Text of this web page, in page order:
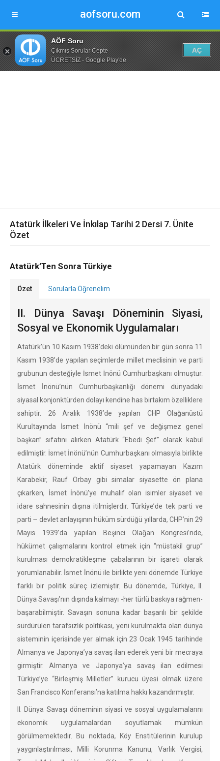
aofsoru.com
AÖF Soru
Çıkmış Sorular Cepte
ÜCRETSİZ - Google Play'de
AÇ
Atatürk İlkeleri Ve İnkılap Tarihi 2 Dersi 7. Ünite
Özet
Atatürk’Ten Sonra Türkiye
Özet Sorularla Öğrenelim
II. Dünya Savaşı Döneminin Siyasi,
Sosyal ve Ekonomik Uygulamaları
Atatürk’ün 10 Kasım 1938’deki ölümünden bir gün sonra 11
Kasım 1938’de yapılan seçimlerde millet meclisinin ve parti
grubunun desteğiyle İsmet İnönü Cumhurbaşkanı olmuştur.
İsmet İnönü’nün Cumhurbaşkanlığı dönemi dünyadaki
siyasal konjonktürden dolayı kendine has birtakım özelliklere
sahiptir. 26 Aralık 1938’de yapılan CHP Olağanüstü
Kurultayında İsmet İnönü “mili şef ve değişmez genel
başkan” sıfatını alırken Atatürk “Ebedi Şef” olarak kabul
edilmiştir. İsmet İnönü’nün Cumhurbaşkanı olmasıyla birlikte
Atatürk döneminde aktif siyaset yapamayan Kazım
Karabekir, Rauf Orbay gibi simalar siyasette ön plana
çıkarken, İsmet İnönü’ye muhalif olan isimler siyaset ve
idare sahnesinin dışına itilmişlerdir. Türkiye’de tek parti ve
parti – devlet anlayışının hüküm sürdüğü yıllarda, CHP’nin 29
Mayıs 1939’da yapılan Beşinci Olağan Kongresi’nde,
hükümet çalışmalarını kontrol etmek için “müstakil grup”
kurulması demokratikleşme çabalarının bir işareti olarak
yorumlanabilir. İsmet İnönü ile birlikte yeni dönemde Türkiye
farklı bir politik süreç izlemiştir. Bu dönemde, Türkiye, II.
Dünya Savaşı’nın dışında kalmayı -her türlü baskıya rağmen-
başarabilmiştir. Savaşın sonuna kadar başarılı bir şekilde
sürdürülen tarafsızlık politikası, yeni kurulmakta olan dünya
sisteminin içerisinde yer almak için 23 Ocak 1945 tarihinde
Almanya ve Japonya’ya savaş ilan ederek yeni bir mecraya
girmiştir. Almanya ve Japonya’ya savaş ilan edilmesi
Türkiye’ye “Birleşmiş Milletler” kurucu üyesi olmak üzere
San Francisco Konferansı’na katılma hakkı kazandırmıştır.
II. Dünya Savaşı döneminin siyasi ve sosyal uygulamalarını
ekonomik uygulamalardan soyutlamak mümkün
görülmemektedir. Bu noktada, Köy Enstitülerinin kurulup
yaygınlaştırılması, Milli Korunma Kanunu, Varlık Vergisi,